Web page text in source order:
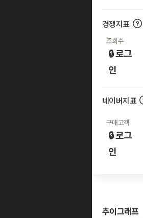
경쟁지표
조회수
🔒 로그
인
네이버지표
구매고객
🔒 로그
인
추이그래프